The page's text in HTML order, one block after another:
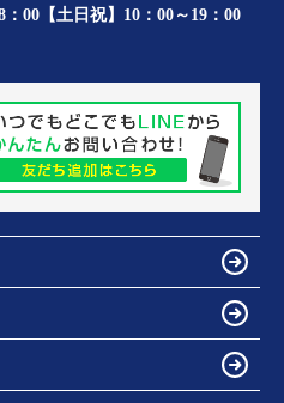
：00【土日祝】10：00～19：00